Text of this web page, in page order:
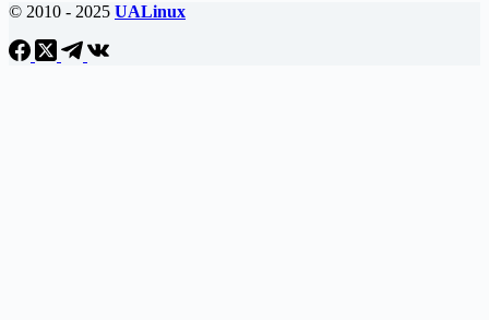
резервного
дисків
© 2010 - 2025 UALinux